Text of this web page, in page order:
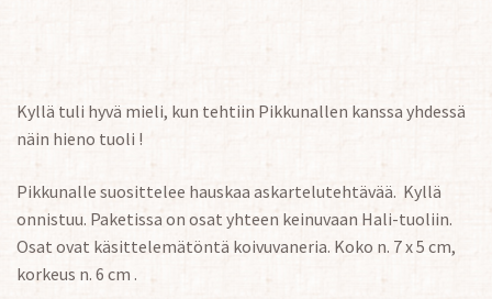
Kyllä tuli hyvä mieli, kun tehtiin Pikkunallen kanssa yhdessä
näin hieno tuoli !
Pikkunalle suosittelee hauskaa askartelutehtävää. Kyllä
onnistuu. Paketissa on osat yhteen keinuvaan Hali-tuoliin.
Osat ovat käsittelemätöntä koivuvaneria. Koko n. 7 x 5 cm,
korkeus n. 6 cm .